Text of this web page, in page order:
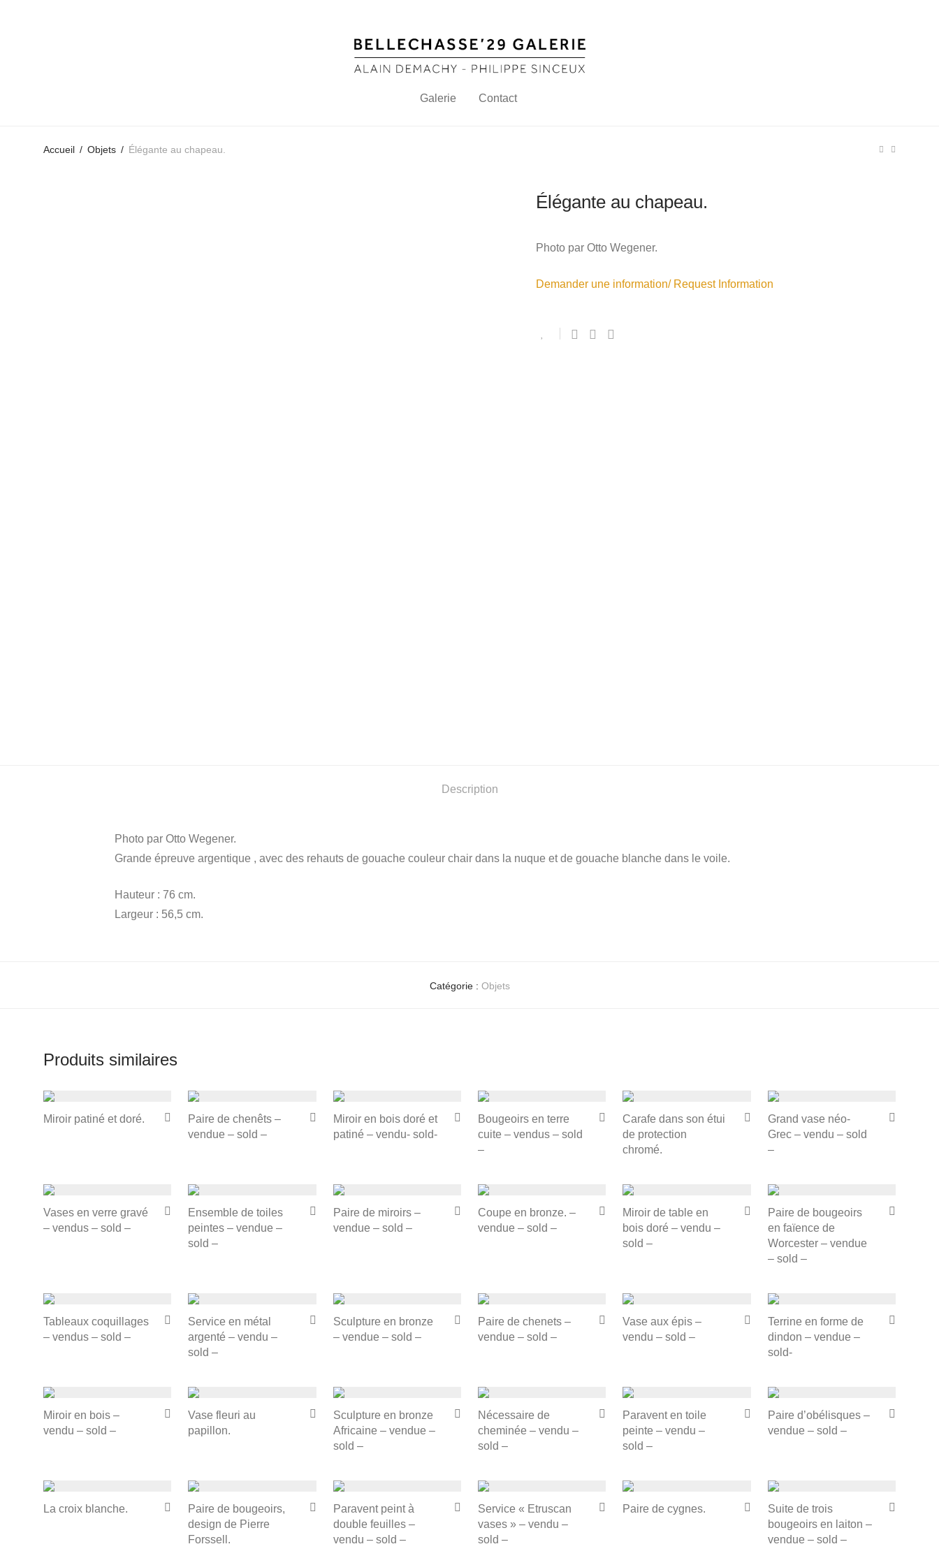
Galerie Contact
Accueil / Objets / Élégante au chapeau.
Élégante au chapeau.
Photo par Otto Wegener.
Demander une information/ Request Information
Description
Photo par Otto Wegener.
Grande épreuve argentique , avec des rehauts de gouache couleur chair dans la nuque et de gouache blanche dans le voile.
Hauteur : 76 cm.
Largeur : 56,5 cm.
Catégorie : Objets
Produits similaires
Miroir patiné et doré.
Paire de chenêts –
vendue – sold –
Miroir en bois doré et
patiné – vendu- sold-
Bougeoirs en terre
cuite – vendus – sold
–
Carafe dans son étui
de protection
chromé.
Grand vase néo-
Grec – vendu – sold
–
Vases en verre gravé
– vendus – sold –
Ensemble de toiles
peintes – vendue –
sold –
Paire de miroirs –
vendue – sold –
Coupe en bronze. –
vendue – sold –
Miroir de table en
bois doré – vendu –
sold –
Paire de bougeoirs
en faïence de
Worcester – vendue
– sold –
Tableaux coquillages
– vendus – sold –
Service en métal
argenté – vendu –
sold –
Sculpture en bronze
– vendue – sold –
Paire de chenets –
vendue – sold –
Vase aux épis –
vendu – sold –
Terrine en forme de
dindon – vendue –
sold-
Miroir en bois –
vendu – sold –
Vase fleuri au
papillon.
Sculpture en bronze
Africaine – vendue –
sold –
Nécessaire de
cheminée – vendu –
sold –
Paravent en toile
peinte – vendu –
sold –
Paire d’obélisques –
vendue – sold –
La croix blanche.
Paire de bougeoirs,
design de Pierre
Forssell.
Paravent peint à
double feuilles –
vendu – sold –
Service « Etruscan
vases » – vendu –
sold –
Paire de cygnes.
Suite de trois
bougeoirs en laiton –
vendue – sold –